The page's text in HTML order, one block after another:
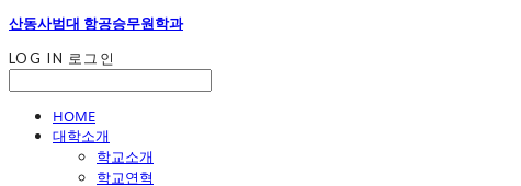
산동사범대 항공승무원학과
LOG IN 로그인
HOME
대학소개
학교소개
학교연혁